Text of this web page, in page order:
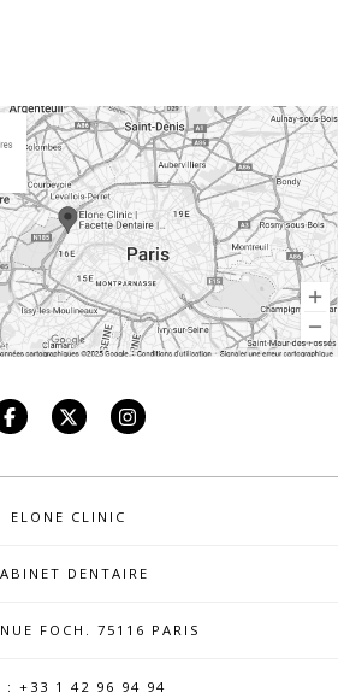
ELONE CLINIC
DENTAIRE
FOCH. 75116 PARIS
: +33 1 42 96 94 94